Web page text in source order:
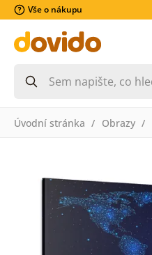
Vše o nákupu
Úvodní stránka Obrazy